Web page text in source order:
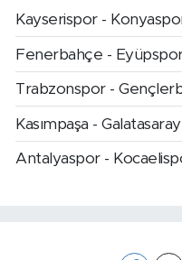
Kayserispor -
Fenerbahçe -
Trabzonspor -
Kasımpaşa - Galatasaray
Antalyaspor -